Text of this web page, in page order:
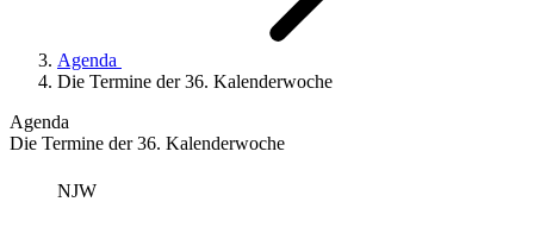
Agenda
Die Termine der 36. Kalenderwoche
Agenda
Die Termine der 36. Kalenderwoche
NJW